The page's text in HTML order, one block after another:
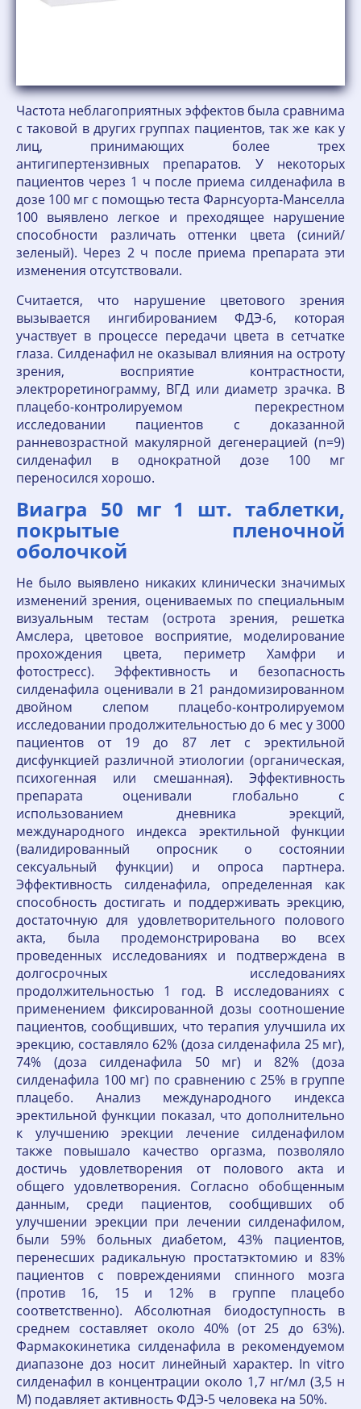
Частота неблагоприятных эффектов была сравнима
с таковой в других группах пациентов, так же как у
лиц, принимающих более трех
антигипертензивных препаратов. У некоторых
пациентов через 1 ч после приема силденафила в
дозе 100 мг с помощью теста Фарнсуорта-Манселла
100 выявлено легкое и преходящее нарушение
способности различать оттенки цвета (синий/
зеленый). Через 2 ч после приема препарата эти
изменения отсутствовали.
Считается, что нарушение цветового зрения
вызывается ингибированием ФДЭ-6, которая
участвует в процессе передачи цвета в сетчатке
глаза. Силденафил не оказывал влияния на остроту
зрения, восприятие контрастности,
электроретинограмму, ВГД или диаметр зрачка. В
плацебо-контролируемом перекрестном
исследовании пациентов с доказанной
ранневозрастной макулярной дегенерацией (n=9)
силденафил в однократной дозе 100 мг
переносился хорошо.
Виагра 50 мг 1 шт. таблетки,
покрытые пленочной
оболочкой
Не было выявлено никаких клинически значимых
изменений зрения, оцениваемых по специальным
визуальным тестам (острота зрения, решетка
Амслера, цветовое восприятие, моделирование
прохождения цвета, периметр Хамфри и
фотостресс). Эффективность и безопасность
силденафила оценивали в 21 рандомизированном
двойном слепом плацебо-контролируемом
исследовании продолжительностью до 6 мес у 3000
пациентов от 19 до 87 лет с эректильной
дисфункцией различной этиологии (органическая,
психогенная или смешанная). Эффективность
препарата оценивали глобально с
использованием дневника эрекций,
международного индекса эректильной функции
(валидированный опросник о состоянии
сексуальный функции) и опроса партнера.
Эффективность силденафила, определенная как
способность достигать и поддерживать эрекцию,
достаточную для удовлетворительного полового
акта, была продемонстрирована во всех
проведенных исследованиях и подтверждена в
долгосрочных исследованиях
продолжительностью 1 год. В исследованиях с
применением фиксированной дозы соотношение
пациентов, сообщивших, что терапия улучшила их
эрекцию, составляло 62% (доза силденафила 25 мг),
74% (доза силденафила 50 мг) и 82% (доза
силденафила 100 мг) по сравнению с 25% в группе
плацебо. Анализ международного индекса
эректильной функции показал, что дополнительно
к улучшению эрекции лечение силденафилом
также повышало качество оргазма, позволяло
достичь удовлетворения от полового акта и
общего удовлетворения. Согласно обобщенным
данным, среди пациентов, сообщивших об
улучшении эрекции при лечении силденафилом,
были 59% больных диабетом, 43% пациентов,
перенесших радикальную простатэктомию и 83%
пациентов с повреждениями спинного мозга
(против 16, 15 и 12% в группе плацебо
соответственно). Абсолютная биодоступность в
среднем составляет около 40% (от 25 до 63%).
Фармакокинетика силденафила в рекомендуемом
диапазоне доз носит линейный характер. In vitro
силденафил в концентрации около 1,7 нг/мл (3,5 н
М) подавляет активность ФДЭ-5 человека на 50%.